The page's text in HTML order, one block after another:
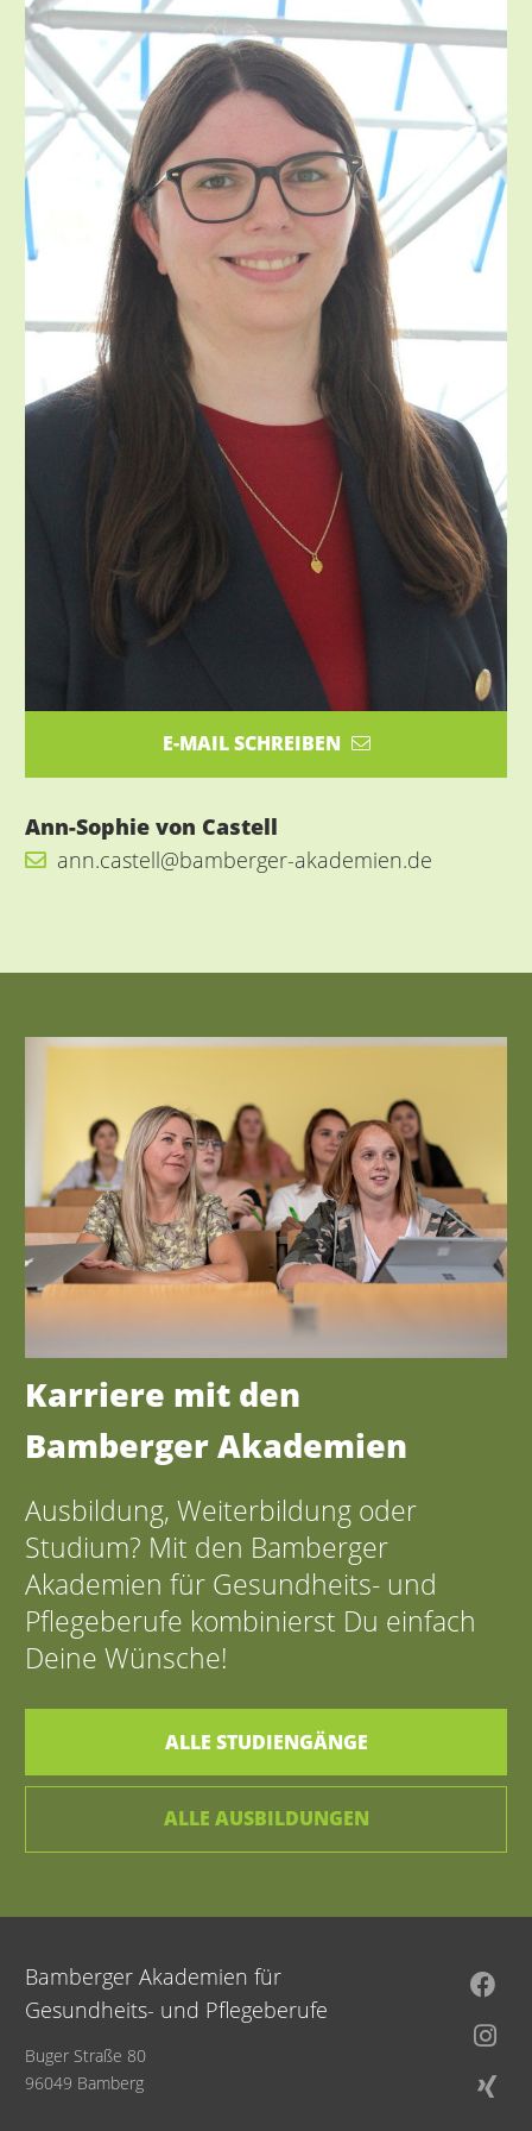
E-MAIL SCHREIBEN
Ann-Sophie von Castell
ann.castell@bamberger-akademien.de
Karriere mit den
Bamberger Akademien
Ausbildung, Weiterbildung oder
Studium? Mit den Bamberger
Akademien für Gesundheits- und
Pflegeberufe kombinierst Du einfach
Deine Wünsche!
ALLE STUDIENGÄNGE
ALLE AUSBILDUNGEN
Bamberger Akademien für
Gesundheits- und Pflegeberufe
Buger Straße 80
96049 Bamberg